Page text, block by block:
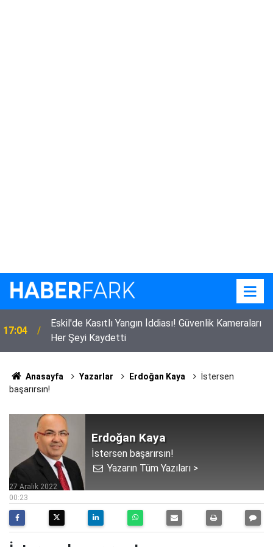
17:04
Eskil'de Kasıtlı Yangın İddiası! Güvenlik Kameraları
Her Şeyi Kaydetti
Anasayfa Yazarlar Erdoğan Kaya
İstersen
başarırsın!
Erdoğan Kaya
İstersen başarırsın!
Yazarın Tüm Yazıları >
00:23
27 Aralık 2022